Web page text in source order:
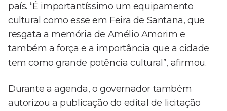
país. “É importantíssimo um equipamento
cultural como esse em Feira de Santana, que
resgata a memória de Amélio Amorim e
também a força e a importância que a cidade
tem como grande potência cultural”, afirmou.
Durante a agenda, o governador também
autorizou a publicação do edital de licitação